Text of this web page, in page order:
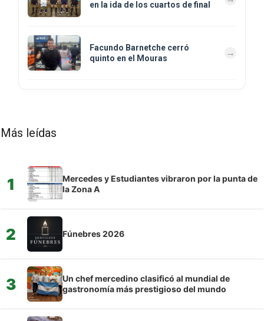
en la ida de los cuartos de final
Facundo Barnetche cerró
quinto en el Mouras
Más leídas
1
Mercedes y Estudiantes vibraron por la punta de
la Zona A
2 Fúnebres 2026
3
Un chef mercedino clasificó al mundial de
gastronomía más prestigioso del mundo